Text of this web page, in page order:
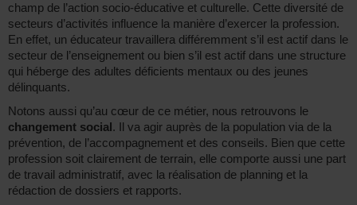
champ de l’action socio-éducative et culturelle. Cette diversité de
secteurs d’activités influence la manière d’exercer la profession.
En effet, un éducateur travaillera différemment s’il est actif dans le
secteur de l’enseignement ou bien s’il est actif dans une structure
qui héberge des adultes déficients mentaux ou des jeunes
délinquants.
Notons aussi qu’au cœur de ce métier, nous retrouvons le
changement social . Il va agir auprès de la population via de la
prévention, de l’accompagnement et des conseils. Bien que cette
profession soit clairement de terrain, elle comporte aussi une part
de travail administratif, avec la réalisation de planning et la
rédaction de dossiers et rapports.